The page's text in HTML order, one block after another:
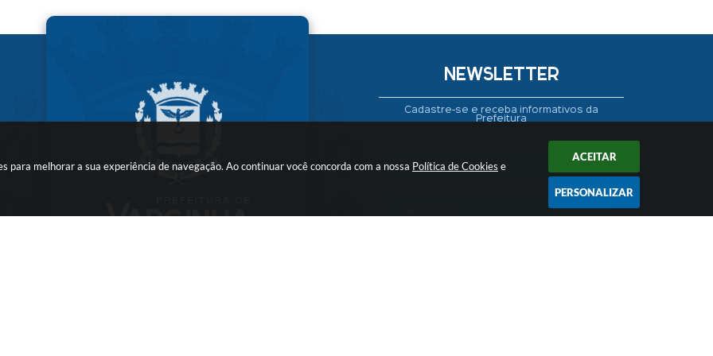
para melhorar a sua experiência de navegação. Ao continuar você concorda com a nossa Política de Cookies e
ACEITAR
PERSONALIZAR
NEWSLETTER
Cadastre-se e receba informativos da
Prefeitura